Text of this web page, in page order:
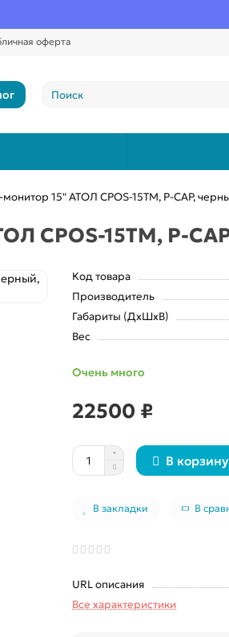
оферта
15" АТОЛ CPOS-15TM, P-CAP,
CPOS-15TM, P-
Код товара
Производитель
Габариты (ДхШхВ)
Вес
Очень много
22500 ₽
В корзину
В закладки В
URL описания
Все характеристики